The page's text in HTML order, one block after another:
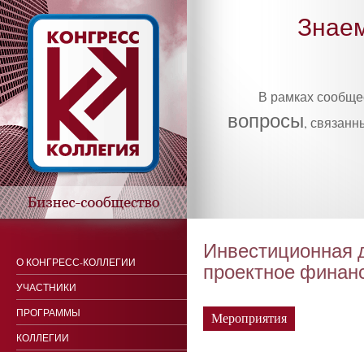
В рамках
вопросы,
Инвестиционная
проектное
Мероприятия
О КОНГРЕСС-КОЛЛЕГИИ
УЧАСТНИКИ
ПРОГРАММЫ
КОЛЛЕГИИ